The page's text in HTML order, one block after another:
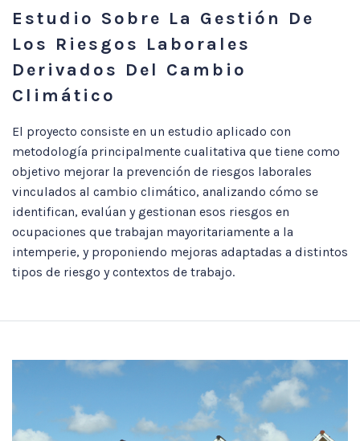
Estudio Sobre La Gestión De
Los Riesgos Laborales
Derivados Del Cambio
Climático
El proyecto consiste en un estudio aplicado con
metodología principalmente cualitativa que tiene como
objetivo mejorar la prevención de riesgos laborales
vinculados al cambio climático, analizando cómo se
identifican, evalúan y gestionan esos riesgos en
ocupaciones que trabajan mayoritariamente a la
intemperie, y proponiendo mejoras adaptadas a distintos
tipos de riesgo y contextos de trabajo.